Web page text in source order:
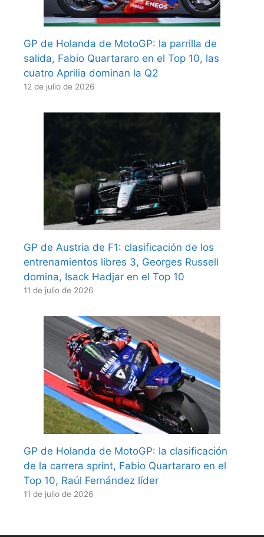
GP de Holanda de MotoGP: la parrilla de
salida, Fabio Quartararo en el Top 10, las
cuatro Aprilia dominan la Q2
12 de julio de 2026
GP de Austria de F1: clasificación de los
entrenamientos libres 3, Georges Russell
domina, Isack Hadjar en el Top 10
11 de julio de 2026
GP de Holanda de MotoGP: la clasificación
de la carrera sprint, Fabio Quartararo en el
Top 10, Raúl Fernández líder
11 de julio de 2026